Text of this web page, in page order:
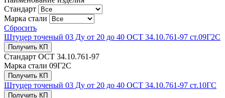
Стандарт
Марка стали
Сбросить
Штуцер точеный 03 Ду от 20 до 40 ОСТ 34.10.761-97 ст.09Г2С
Получить КП
Стандарт ОСТ 34.10.761-97
Марка стали 09Г2С
Получить КП
Штуцер точеный 03 Ду от 20 до 40 ОСТ 34.10.761-97 ст.10ГС
Получить КП